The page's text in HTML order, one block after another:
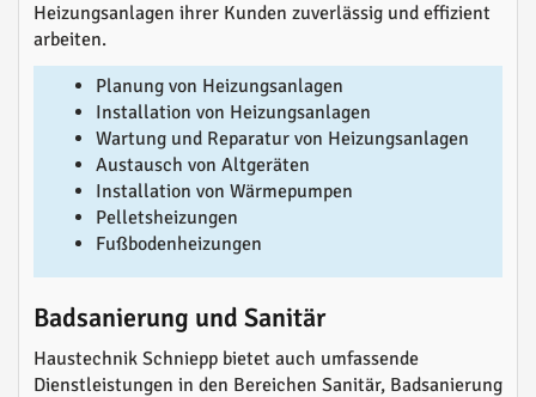
Heizungsanlagen ihrer Kunden zuverlässig und effizient
arbeiten.
Planung von Heizungsanlagen
Installation von Heizungsanlagen
Wartung und Reparatur von Heizungsanlagen
Austausch von Altgeräten
Installation von Wärmepumpen
Pelletsheizungen
Fußbodenheizungen
Badsanierung und Sanitär
Haustechnik Schniepp bietet auch umfassende
Dienstleistungen in den Bereichen Sanitär, Badsanierung